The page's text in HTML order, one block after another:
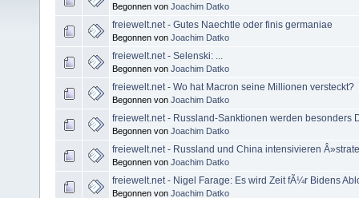
Begonnen von Joachim Datko
freiewelt.net - Gutes Naechtle oder finis germaniae
Begonnen von Joachim Datko
freiewelt.net - Selenski: ...
Begonnen von Joachim Datko
freiewelt.net - Wo hat Macron seine Millionen versteckt?
Begonnen von Joachim Datko
freiewelt.net - Russland-Sanktionen werden besonders
Begonnen von Joachim Datko
freiewelt.net - Russland und China intensivieren
Begonnen von Joachim Datko
freiewelt.net - Nigel Farage: Es wird Zeit fÃ¼r Bidens
Begonnen von Joachim Datko